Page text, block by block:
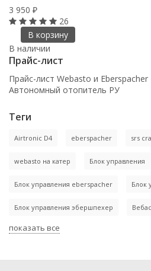
3 950 ₽
26
В корзину
В наличии
Прайс-лист
Прайс-лист Webasto и
Автономный отопитель РУ
Теги
Airtronic D4 eberspacher srs
webasto на катер Блок управления
Блок управления eberspacher Блок
Блок управления эбершпехер
показать все